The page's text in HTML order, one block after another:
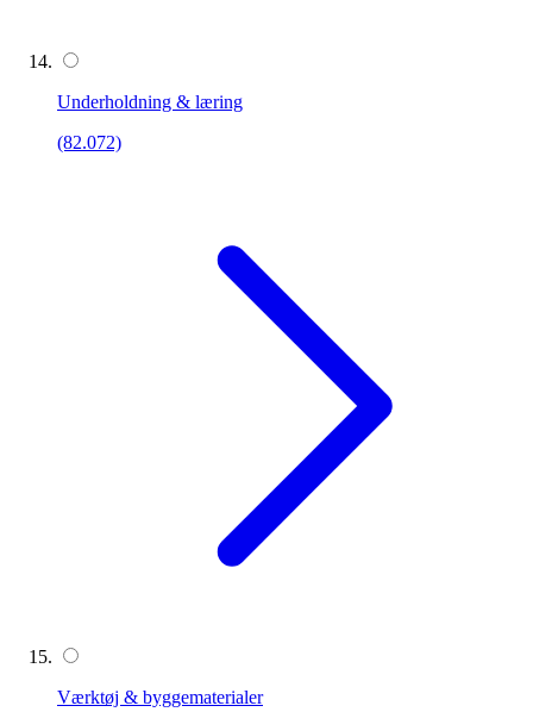
Underholdning & læring
(82.072)
Værktøj & byggematerialer